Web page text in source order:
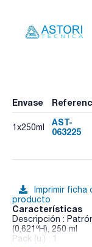
Envase
1x250ml
AST-
063225
Imprimir ficha
producto
Características
Descripción :
(0,621ºH), 250 ml
Pack (u.) : 1